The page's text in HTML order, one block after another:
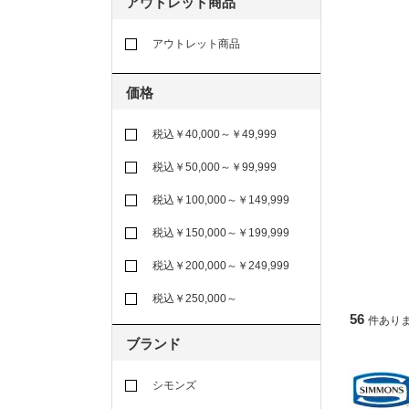
56 件あり
アウトレット商品
価格
税込￥40,000～￥49,999
税込￥50,000～￥99,999
税込￥100,000～￥149,999
税込￥150,000～￥199,999
税込￥200,000～￥249,999
税込￥250,000～
ブランド
シモンズ